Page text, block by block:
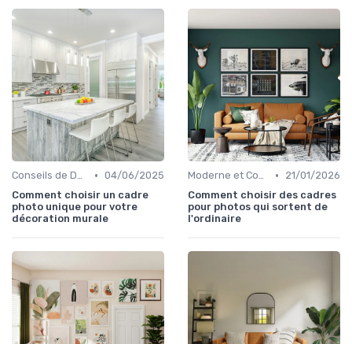
Conseils de Design d'Intérieur • 04/06/2025
Comment choisir un cadre
photo unique pour votre
décoration murale
Moderne et Contemporain •
21/01/2026
Comment choisir des cadres
pour photos qui sortent de
l'ordinaire